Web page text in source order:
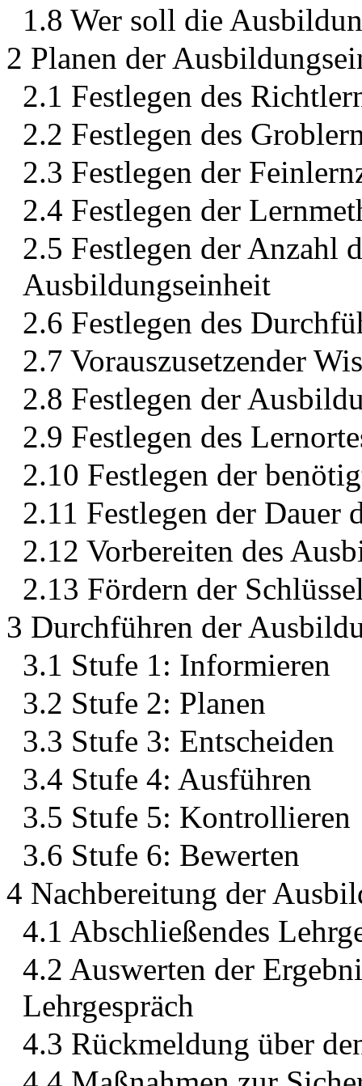
1.8 Wer soll die
2 Planen der
2.1 Festlegen des
2.2 Festlegen des
2.3 Festlegen der
2.4 Festlegen der
2.5 Festlegen der Anzahl
Ausbildungseinheit
2.6 Festlegen des
2.7 Vorauszusetzender
2.8 Festlegen der
2.9 Festlegen des
2.10 Festlegen der
2.11 Festlegen der Dauer
2.12 Vorbereiten des
2.13 Fördern der
3 Durchführen der
3.1 Stufe 1: Informieren
3.2 Stufe 2: Planen
3.3 Stufe 3: Entscheiden
3.4 Stufe 4: Ausführen
3.5 Stufe 5: Kontrollieren
3.6 Stufe 6: Bewerten
4 Nachbereitung der
4.1 Abschließendes
4.2 Auswerten der
Lehrgespräch
4.3 Rückmeldung über